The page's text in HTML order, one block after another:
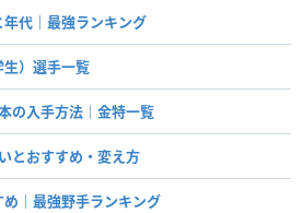
代｜最強ランキング
）選手一覧
の入手方法｜金特一覧
とおすすめ・変え方
｜最強野手ランキング